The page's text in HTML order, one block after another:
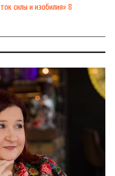
силы и изобилия» 8